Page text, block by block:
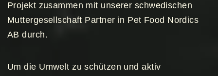
Projekt zusammen mit unserer schwedischen
Muttergesellschaft Partner in Pet Food Nordics
AB durch.
Um die Umwelt zu schützen und aktiv